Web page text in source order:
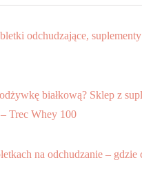
odchudzające,
białkową? Sklep z
Trec Whey 100
na odchudzanie – gdzie